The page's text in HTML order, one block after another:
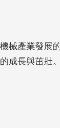
械產業發展
成長與茁壯。